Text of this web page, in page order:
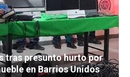
tras presunto hurto por
en Barrios Unidos